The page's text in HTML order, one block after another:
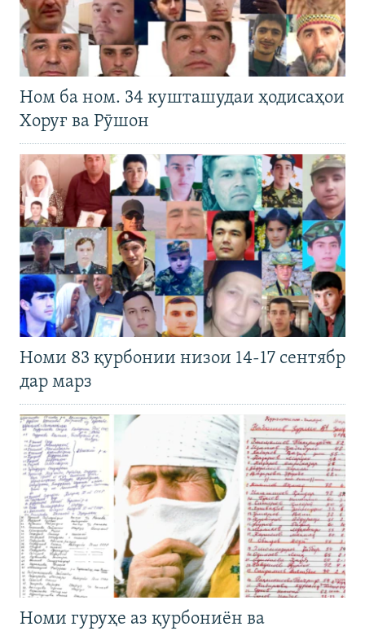
Ном ба ном. 34 кушташудаи ҳодисаҳои
Хоруғ ва Рӯшон
Номи 83 қурбонии низои 14-17 сентябр
дар марз
Номи гуруҳе аз қурбониён ва